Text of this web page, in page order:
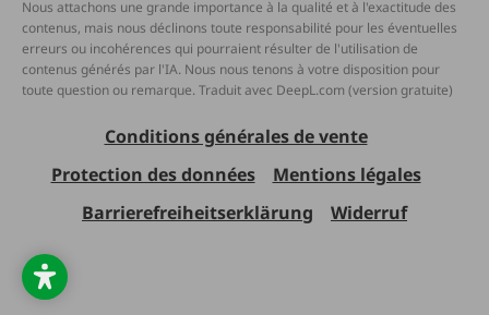
Nous attachons une grande importance à la qualité et à l'exactitude des
contenus, mais nous déclinons toute responsabilité pour les éventuelles
erreurs ou incohérences qui pourraient résulter de l'utilisation de
contenus générés par l'IA. Nous nous tenons à votre disposition pour
toute question ou remarque. Traduit avec DeepL.com (version gratuite)
Conditions générales de vente
Protection des données
Mentions légales
Barrierefreiheitserklärung
Widerruf